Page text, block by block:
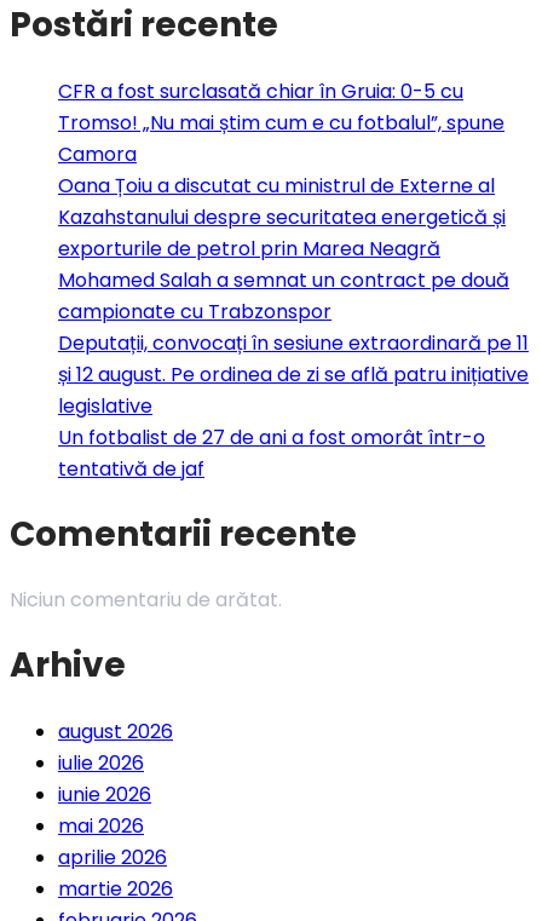
Postări recente
CFR a fost surclasată chiar în Gruia: 0-5 cu
Tromso! „Nu mai știm cum e cu fotbalul”, spune
Camora
Oana Țoiu a discutat cu ministrul de Externe al
Kazahstanului despre securitatea energetică și
exporturile de petrol prin Marea Neagră
Mohamed Salah a semnat un contract pe două
campionate cu Trabzonspor
Deputații, convocați în sesiune extraordinară pe 11
și 12 august. Pe ordinea de zi se află patru inițiative
legislative
Un fotbalist de 27 de ani a fost omorât într-o
tentativă de jaf
Comentarii recente
Niciun comentariu de arătat.
Arhive
august 2026
iulie 2026
iunie 2026
mai 2026
aprilie 2026
martie 2026